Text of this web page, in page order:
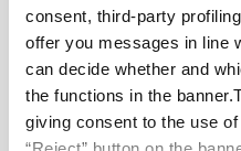
consent, third-party
offer you messages in line
can decide whether and
the functions in the
giving consent to the use
Başrol